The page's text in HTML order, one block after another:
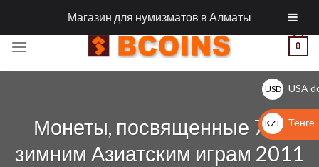
Магазин для нумизматов в Алматы
content
МОНЕТЫ И АКСЕССУАРЫ ДЛЯ МОНЕТ
0
Монеты, посвященные 7-м
зимним Азиатским играм 2011
USD
$
USA
KZT
KZT
Тенге